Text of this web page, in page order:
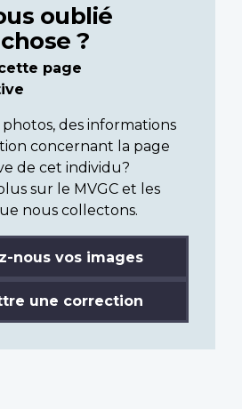
oublié
?
page
des informations
concernant la page
de cet individu?
sur le MVGC et les
nous collectons.
nous vos images
une correction